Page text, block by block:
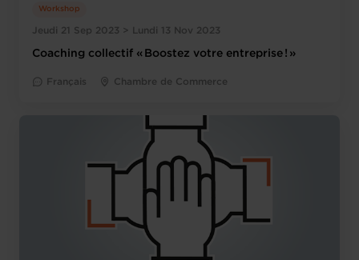
Jeudi 21 Sep 2023 > Lundi 13 Nov 2023
Workshop
Coaching collectif « Boostez votre entreprise ! »
Français Chambre de Commerce